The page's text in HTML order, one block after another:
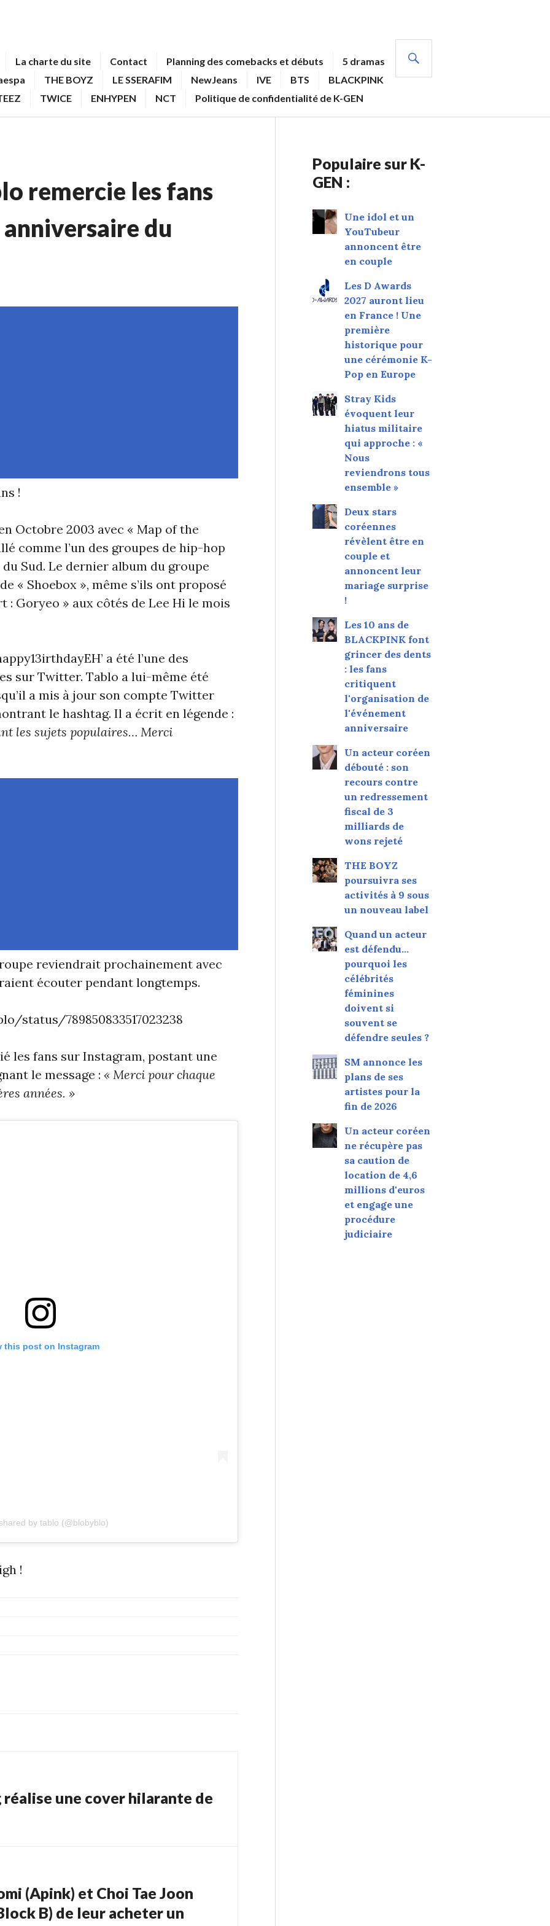
La charte du site Contact Planning des comebacks et débuts
5 dramas
THE BOYZ LE SSERAFIM NewJeans IVE BTS
BLACKPINK
TWICE ENHYPEN NCT Politique de confidentialité de K-GEN
remercie les fans
du
!
Octobre 2003 avec « Map of the
comme l’un des groupes de hip-hop
Sud. Le dernier album du groupe
« Shoebox », même s’ils ont proposé
: Goryeo » aux côtés de Lee Hi le mois
a été l’une des
sur Twitter. Tablo a lui-même été
a mis à jour son compte Twitter
le hashtag. Il a écrit en légende :
les sujets populaires… Merci
reviendrait prochainement avec
écouter pendant longtemps.
status/789850833517023238
les fans sur Instagram, postant une
le message : « Merci pour chaque
années. »
this post on Instagram
by tablo (@blobyblo)
!
réalise une cover hilarante de
(Apink) et Choi Tae Joon
B) de leur acheter un
Populaire sur K-
GEN :
Une idol et un
YouTubeur
annoncent être
en couple
Les D Awards
2027 auront lieu
en France ! Une
première
historique pour
une cérémonie K-
Pop en Europe
Stray Kids
évoquent leur
hiatus militaire
qui approche : «
Nous
reviendrons tous
ensemble »
Deux stars
coréennes
révèlent être en
couple et
annoncent leur
mariage surprise
!
Les 10 ans de
BLACKPINK font
grincer des dents
: les fans
critiquent
l'organisation de
l'événement
anniversaire
Un acteur coréen
débouté : son
recours contre
un redressement
fiscal de 3
milliards de
wons rejeté
THE BOYZ
poursuivra ses
activités à 9 sous
un nouveau label
Quand un acteur
est défendu…
pourquoi les
célébrités
féminines
doivent si
souvent se
défendre seules ?
SM annonce les
plans de ses
artistes pour la
fin de 2026
Un acteur coréen
ne récupère pas
sa caution de
location de 4,6
millions d'euros
et engage une
procédure
judiciaire